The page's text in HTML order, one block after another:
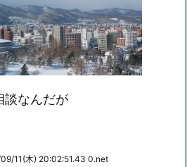
談なんだが
09/11(木) 20:02:51.43 0.net